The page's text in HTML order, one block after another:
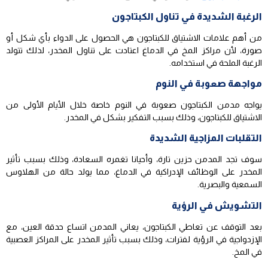
الرغبة الشديدة في تناول الكبتاجون
من أهم علامات الاشتياق للكبتاجون هي الحصول على الدواء بأي شكل أو
صورة، لأن مراكز المخ في الدماغ اعتادت على تناول المخدر، لذلك تتولد
الرغبة الملحة في استخدامه.
مواجهة صعوبة في النوم
يواجه مدمن الكبتاجون صعوبة في النوم خاصة خلال الأيام الأولى من
الاشتياق للكبتاجون، وذلك بسبب التفكير بشكل في المخدر.
التقلبات المزاجية الشديدة
سوف تجد المدمن حزين تارة، وأحيانا تغمره السعادة، وذلك بسبب تأثير
المخدر على الوظائف الإدراكية في الدماغ، مما يولد حالة من الهلاوس
السمعية والبصرية.
التشويش في الرؤية
بعد التوقف عن تعاطي الكبتاجون، يعاني المدمن اتساع حدقة العين، مع
الإزدواجية في الرؤية لفترات، وذلك بسبب تأثير المخدر على المراكز العصبية
في المخ.